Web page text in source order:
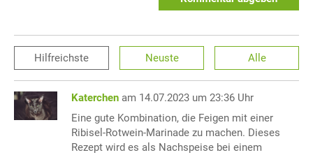
Hilfreichste Neuste Alle
Katerchen am 14.07.2023 um 23:36 Uhr
Eine gute Kombination, die Feigen mit einer
Ribisel-Rotwein-Marinade zu machen. Dieses
Rezept wird es als Nachspeise bei einem